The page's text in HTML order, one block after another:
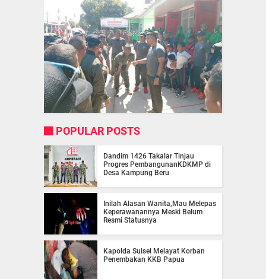
POPULAR POSTS
Dandim 1426 Takalar Tinjau
Progres PembangunanKDKMP di
Desa Kampung Beru
Inilah Alasan Wanita,Mau Melepas
Keperawanannya Meski Belum
Resmi Statusnya
Kapolda Sulsel Melayat Korban
Penembakan KKB Papua